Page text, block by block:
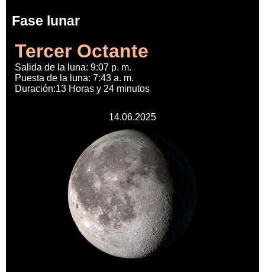
Fase lunar
Tercer Octante
Salida de la luna: 9:07 p. m.
Puesta de la luna: 7:43 a. m.
Duración:13 Horas y 24 minutos
14.06.2025